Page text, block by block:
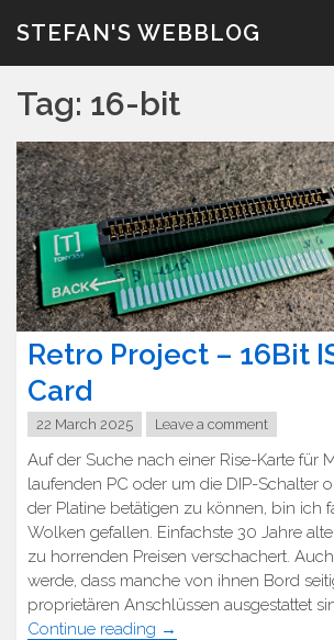
STEFAN'S WEBBLOG
Tag: 16-bit
Retro Project – 16Bit
Card
22 March 2025 Leave a comment
Auf der Suche nach einer Rise-Karte für
laufenden PC oder um die DIP-Schalter
der Platine betätigen zu können, bin ich
Wolken gefallen. Einfachste 30 Jahre
zu horrenden Preisen verschachert.
werde, dass manche von ihnen Bord
proprietären Anschlüssen ausgestattet
Continue reading "Retro
→